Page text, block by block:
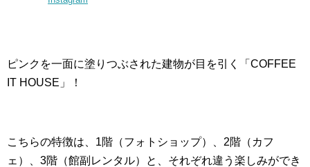
ピンクを一面に塗りつぶされた建物が目を引く「COFFEE
IT HOUSE」！
こちらの特徴は、1階（フォトショップ）、2階（カフ
ェ）、3階（館副レンタル）と、それぞれ違う楽しみができ